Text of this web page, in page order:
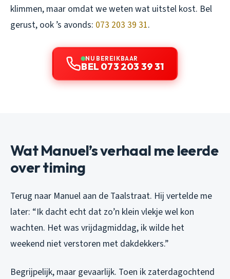
klimmen, maar omdat we weten wat uitstel kost. Bel
gerust, ook ’s avonds: 073 203 39 31.
NU BEREIKBAAR
BEL 073 203 39 31
Wat Manuel’s verhaal me leerde
over timing
Terug naar Manuel aan de Taalstraat. Hij vertelde me
later: “Ik dacht echt dat zo’n klein vlekje wel kon
wachten. Het was vrijdagmiddag, ik wilde het
weekend niet verstoren met dakdekkers.”
Begrijpelijk, maar gevaarlijk. Toen ik zaterdagochtend